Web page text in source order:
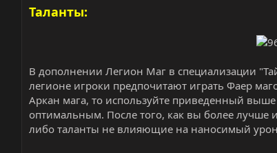
Таланты:
В дополнении Легион Маг в специализации
легионе игроки предпочитают играть Фаер
Аркан мага, то используйте приведенный
оптимальным. После того, как вы более лучше
либо таланты не влияющие на наносимый